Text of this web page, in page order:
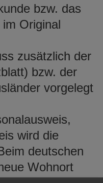
bzw. das
Original
zusätzlich der
bzw. der
vorgelegt
wird die
deutschen
Wohnort